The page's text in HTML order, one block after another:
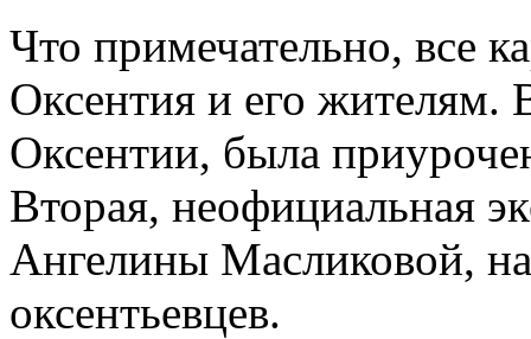
Что примечательно, все
Оксентия и его жителям.
Оксентии, была
Вторая, неофициальная
Ангелины Масликовой,
оксентьевцев.